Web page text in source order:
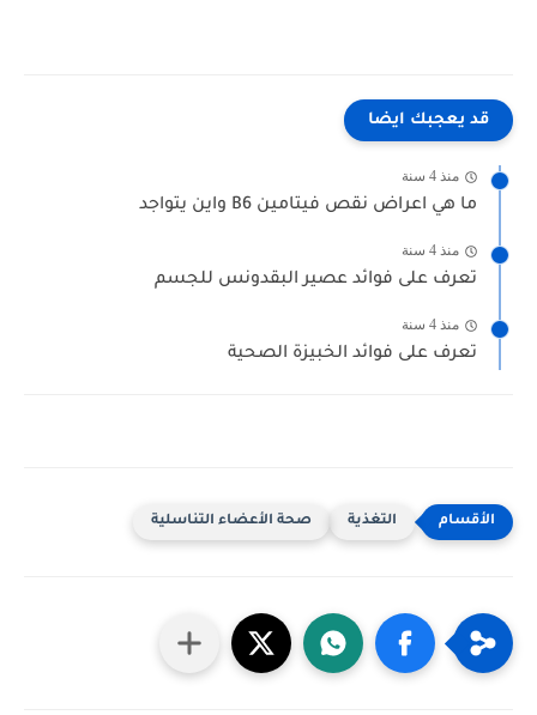
قد يعجبك ايضا
منذ 4 سنة
ما هي اعراض نقص فيتامين B6 واين يتواجد
منذ 4 سنة
تعرف على فوائد عصير البقدونس للجسم
منذ 4 سنة
تعرف على فوائد الخبيزة الصحية
التغذية صحة الأعضاء التناسلية